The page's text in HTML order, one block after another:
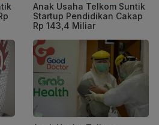
Anak Usaha Telkom Suntik
Startup Pendidikan Cakap
Rp 143,4 Miliar